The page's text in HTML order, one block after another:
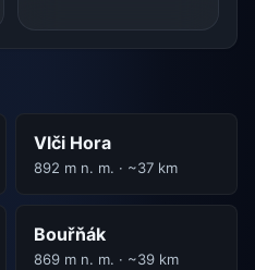
Vlči Hora
892 m n. m. · ~37 km
Bouřňák
869 m n. m. · ~39 km